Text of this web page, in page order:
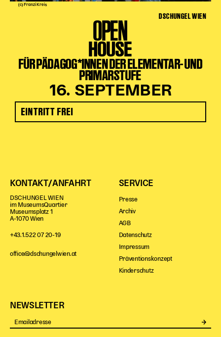
(c) Franzi Kreis
DSCHUNGEL WIEN
OPEN
HOUSE
FÜR PÄDAGOG*INNEN DER ELEMENTAR- UND
PRIMARSTUFE
16. SEPTEMBER
EINTRITT FREI
KONTAKT/ANFAHRT
DSCHUNGEL WIEN
im MuseumsQuartier
Museumsplatz 1
A-1070 Wien
+43.1.522 07 20-19
office@dschungelwien.at
SERVICE
Presse
Archiv
AGB
Datenschutz
Impressum
Präventionskonzept
Kinderschutz
NEWSLETTER